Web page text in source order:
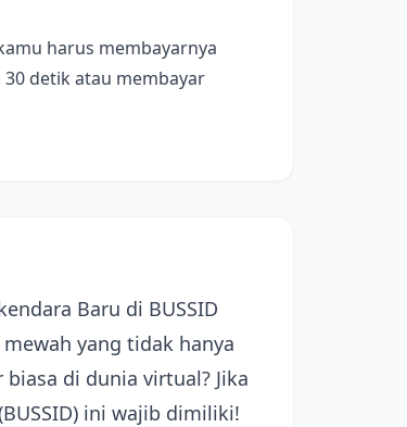
harus membayarnya
detik atau membayar
Baru di BUSSID
yang tidak hanya
di dunia virtual? Jika
ini wajib dimiliki!